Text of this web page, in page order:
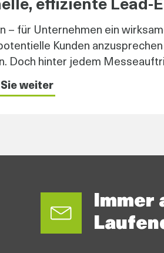
effiziente Lead-
– für Unternehmen ein
Kunden
Doch hinter jedem
weiter
Immer